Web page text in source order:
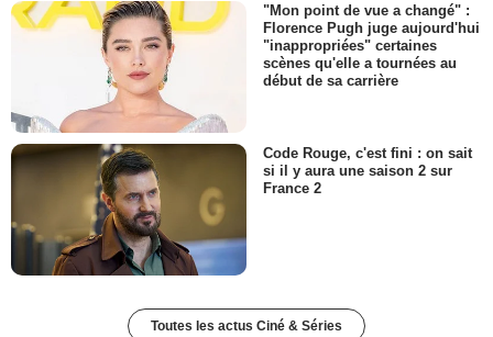
"Mon point de vue a changé" :
Florence Pugh juge aujourd'hui
"inappropriées" certaines
scènes qu'elle a tournées au
début de sa carrière
Code Rouge, c'est fini : on sait
si il y aura une saison 2 sur
France 2
Toutes les actus Ciné & Séries